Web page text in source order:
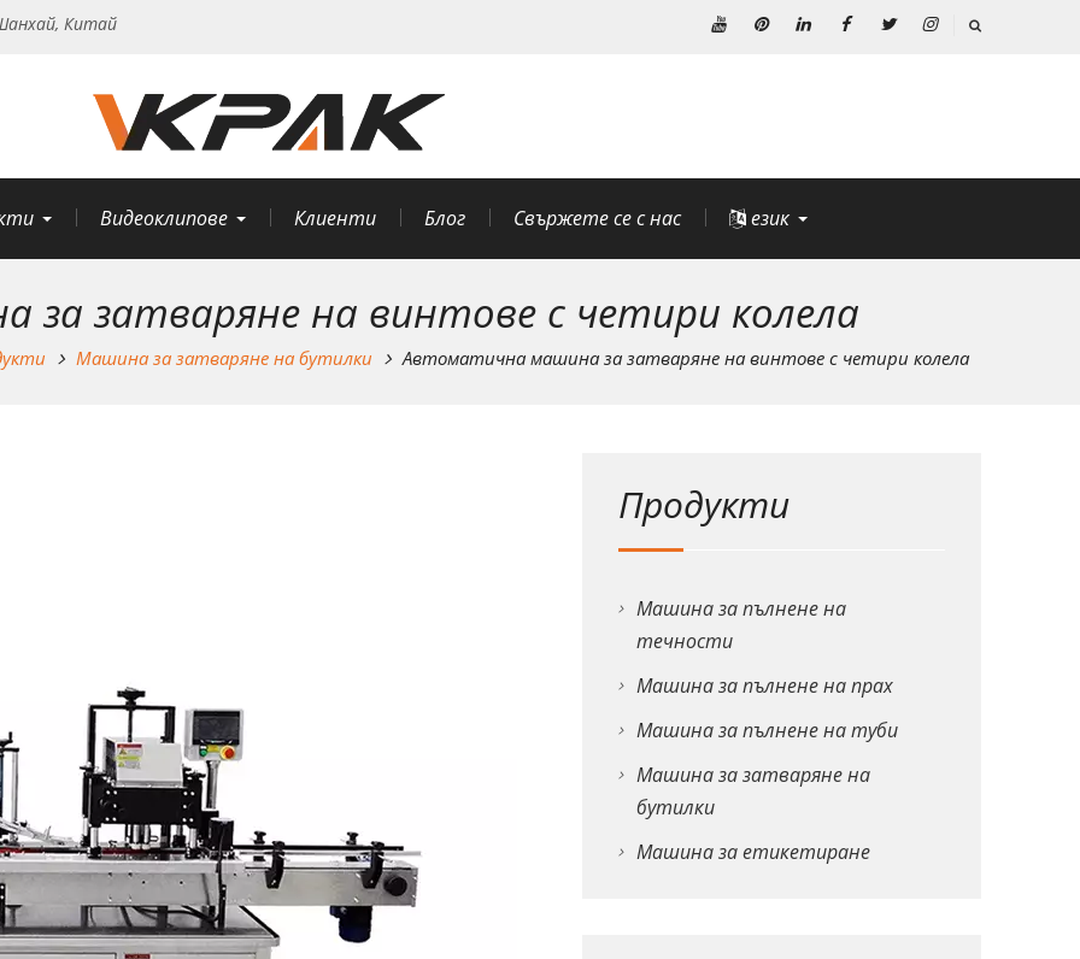
Китай
Видеоклипове Клиенти Блог Свържете се с нас език
затваряне на винтове с четири колела
Машина за затваряне на бутилки Автоматична машина за затваряне на винтове с четири колела
Продукти
Машина за пълнене на
течности
Машина за пълнене на прах
Машина за пълнене на туби
Машина за затваряне на
бутилки
Машина за етикетиране